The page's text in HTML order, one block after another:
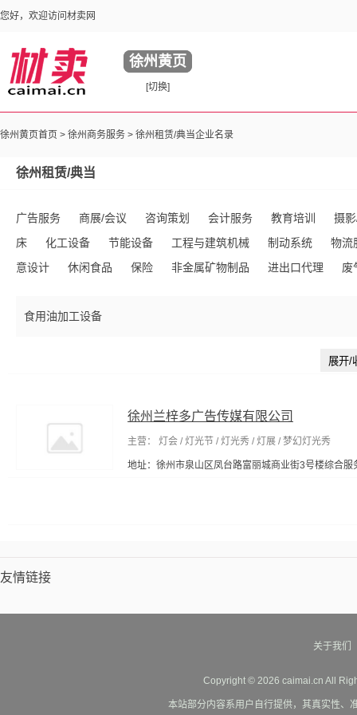
您好，欢迎访问材卖网
徐州黄页
[切换]
徐州黄页首页 > 徐州商务服务 > 徐州租赁/典当企业名录
徐州租赁/典当
广告服务 商展/会议 咨询策划 会计服务 教育培训
摄
床
化工设备 节能设备 工程与建筑机械 制动系统
物流
意设计
休闲食品 保险 非金属矿物制品 进出口代理
废
务
宾馆服务
食用油加工设备
展开/
徐州兰梓多广告传媒有限公司
主营： 灯会 / 灯光节 / 灯光秀 / 灯展 / 梦幻灯光秀
地址：徐州市泉山区凤台路富丽城商业街3号楼综合服
友情链接
关于我们
Copyright © 2026 caimai.cn All
本站部分内容系用户自行提供，其真实性、